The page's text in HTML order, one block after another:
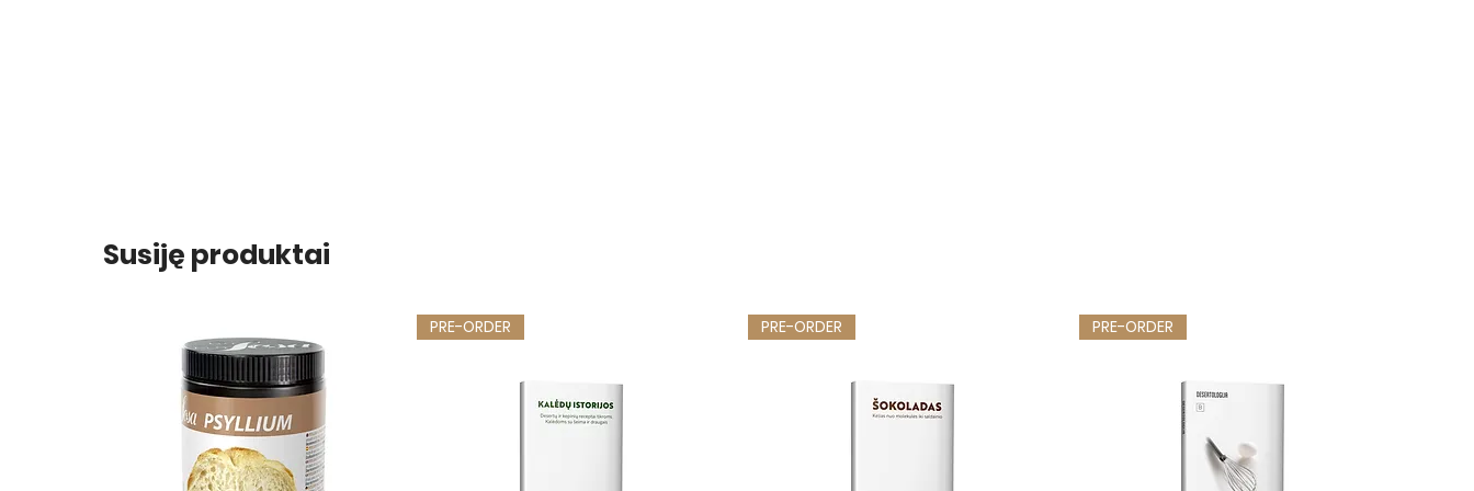
Susiję produktai
PRE-ORDER PRE-ORDER PRE-ORDER